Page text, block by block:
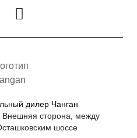
дилер Чанган
сторона, между
шоссе